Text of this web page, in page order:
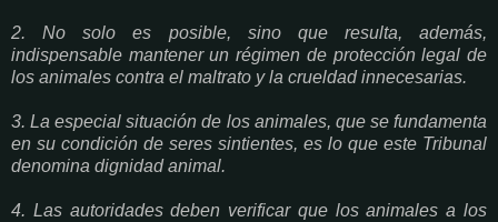
2. No solo es posible, sino que resulta, además,
indispensable mantener un régimen de protección legal de
los animales contra el maltrato y la crueldad innecesarias.
3. La especial situación de los animales, que se fundamenta
en su condición de seres sintientes, es lo que este Tribunal
denomina dignidad animal.
4. Las autoridades deben verificar que los animales a los